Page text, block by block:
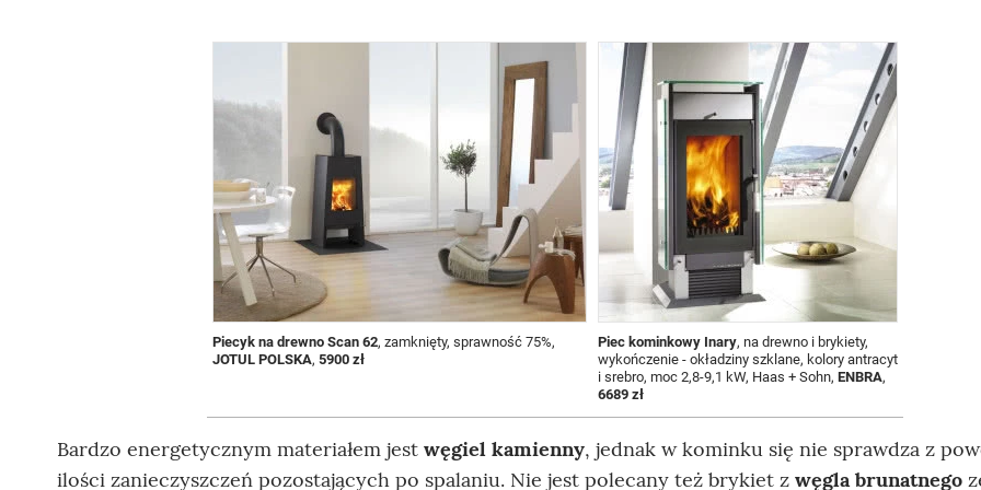
Piecyk na drewno Scan 62, zamknięty, sprawność 75%,
JOTUL POLSKA, 5900 zł
Piec kominkowy Inary, na drewno i brykiety,
wykończenie - okładziny szklane, kolory antracyt
i srebro, moc 2,8-9,1 kW, Haas + Sohn, ENBRA,
6689 zł
Bardzo energetycznym materiałem jest węgiel kamienny, jednak w kominku się nie sprawdza z
ilości zanieczyszczeń pozostających po spalaniu. Nie jest polecany też brykiet z węgla brunatnego